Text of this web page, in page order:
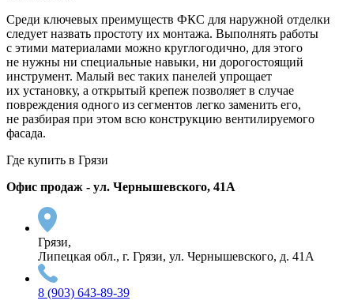
Среди ключевых преимуществ ФКС для наружной отделки
следует назвать простоту их монтажа. Выполнять работы
с этими материалами можно круглогодично, для этого
не нужны ни специальные навыки, ни дорогостоящий
инструмент. Малый вес таких панелей упрощает
их установку, а открытый крепеж позволяет в случае
повреждения одного из сегментов легко заменить его,
не разбирая при этом всю конструкцию вентилируемого
фасада.
Где купить в Грязи
Офис продаж - ул. Чернышевского, 41А
Грязи,
Липецкая обл., г. Грязи, ул. Чернышевского, д. 41А
8 (903) 643-89-39